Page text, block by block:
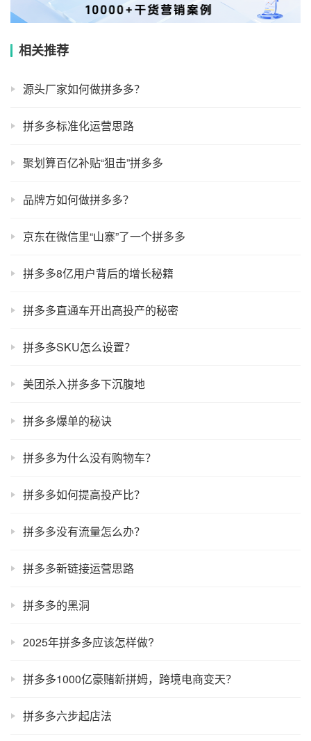
相关推荐
源头厂家如何做拼多多？
拼多多标准化运营思路
聚划算百亿补贴“狙击”拼多多
品牌方如何做拼多多？
京东在微信里“山寨”了一个拼多多
拼多多8亿用户背后的增长秘籍
拼多多直通车开出高投产的秘密
拼多多SKU怎么设置？
美团杀入拼多多下沉腹地
拼多多爆单的秘诀
拼多多为什么没有购物车？
拼多多如何提高投产比？
拼多多没有流量怎么办？
拼多多新链接运营思路
拼多多的黑洞
2025年拼多多应该怎样做?
拼多多1000亿豪赌新拼姆，跨境电商变天？
拼多多六步起店法